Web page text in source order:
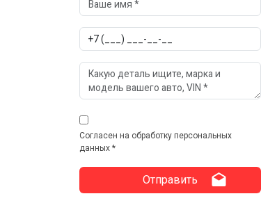
Согласен на обработку персональных
данных *